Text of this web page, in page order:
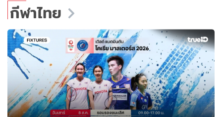
กีฬาไทย